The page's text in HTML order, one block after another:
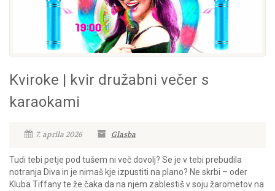
Kviroke | kvir družabni večer s
karaokami
7. aprila 2026 Glasba
Tudi tebi petje pod tušem ni več dovolj? Se je v tebi prebudila
notranja Diva in je nimaš kje izpustiti na plano? Ne skrbi – oder
Kluba Tiffany te že čaka da na njem zablestiš v soju žarometov na